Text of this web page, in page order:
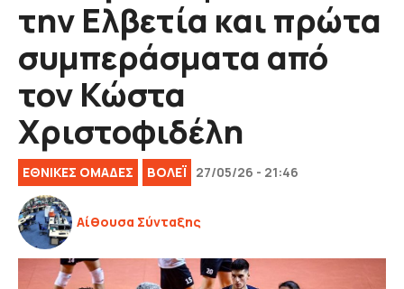
την Ελβετία και πρώτα
συμπεράσματα από
τον Κώστα
Χριστοφιδέλη
EΘΝΙΚΈΣ ΟΜΆΔΕΣ ΒOΛΕΪ 27/05/26 - 21:46
Αίθουσα Σύνταξης